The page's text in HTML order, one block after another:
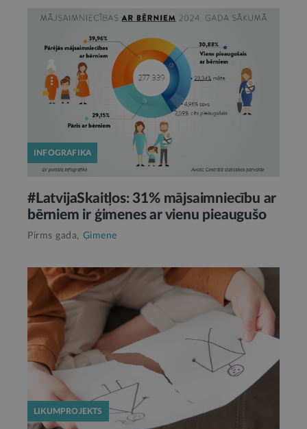
INFOGRAFIKA
#LatvijaSkaitļos: 31% mājsaimniecību ar
bērniem ir ģimenes ar vienu pieaugušo
Pirms gada, Ģimene
LIKUMPROJEKTS